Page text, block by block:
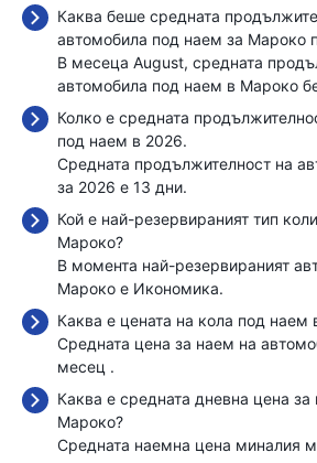
Каква беше средната
автомобила под наем за Мароко
В месеца August, средната
автомобила под наем в Мароко
Колко е средната
под наем в 2026.
Средната продължителност на
за 2026 е 13 дни.
Кой е най-резервираният тип
Мароко?
В момента най-резервираният
Мароко е Икономика.
Каква е цената на кола под наем
Средната цена за наем на
месец .
Каква е средната дневна цена
Мароко?
Средната наемна цена миналия